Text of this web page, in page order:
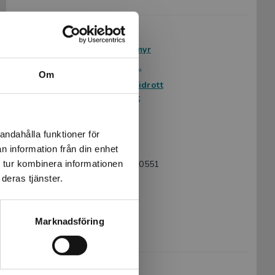
Om
funktioner för
information från din enhet
kombinera informationen
tjänster.
Marknadsföring
Avsedd för:
Från 9 år
Åsa Oxenmyr
Fakta om ...
Sport och idrott
Kampsport
Språk:
Svenska
Lättlästnivå:
Nivå 2
ISBN:
9789180780551
Utgivningsår:
Artikelnummer:
48424-01
Upplaga:
Första
Köp- och leveransvillkor